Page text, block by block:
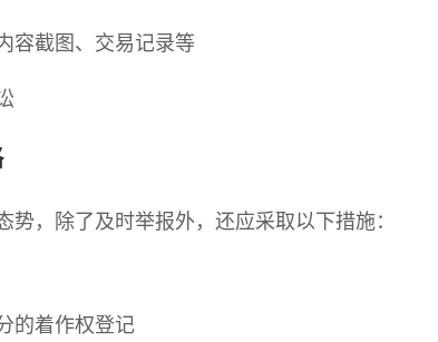
容截图、交易记录等
势，除了及时举报外，还应采取以下措施：
的着作权登记